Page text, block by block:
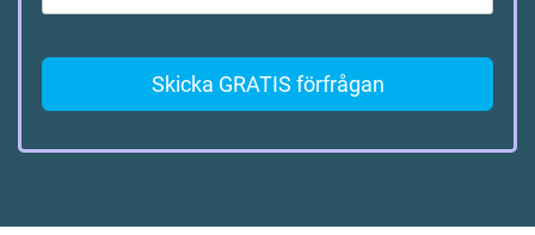
Skicka GRATIS förfrågan